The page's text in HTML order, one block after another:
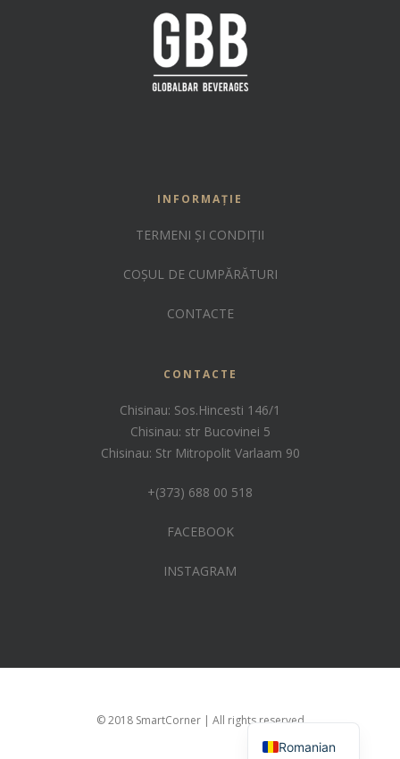
INFORMAȚIE
TERMENI ȘI CONDIȚII
COȘUL DE CUMPĂRĂTURI
CONTACTE
CONTACTE
Chisinau: Sos.Hincesti 146/1
Chisinau: str Bucovinei 5
Chisinau: Str Mitropolit Varlaam 90
+(373) 688 00 518
FACEBOOK
INSTAGRAM
© 2018 SmartCorner | All rights reserved
Romanian
Russian